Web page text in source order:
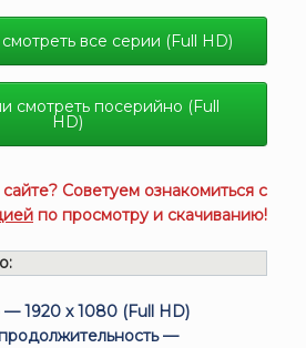
все серии (Full HD)
смотреть посерийно (Full
HD)
Советуем ознакомиться с
по просмотру и скачиванию!
— 1920 x 1080 (Full HD)
—